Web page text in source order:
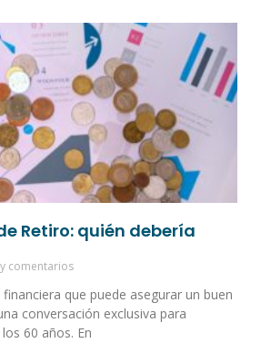
Retiro: quién debería
comentarios
que puede asegurar un buen
conversación exclusiva para
60 años. En